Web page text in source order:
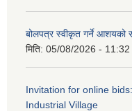
बोलपत्र स्वीकृत गर्ने आशयको
मिति: 05/08/2026 - 11:32
Invitation for online
Industrial Village